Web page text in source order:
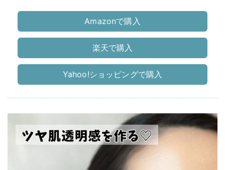
Amazonで購入
楽天で購入
Yahoo!ショッピングで購入